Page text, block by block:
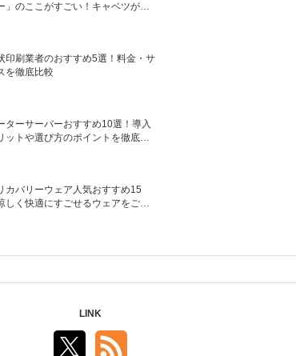
」のここがすごい！キャベツがほ
印刷業者のおすすめ5選！料金・サ
を徹底比較
ターサーバーおすすめ10選！導入
ットや選び方のポイントを徹底解
カバリーウェア人気おすすめ15
しく快適にすごせるウェアをご紹
LINK